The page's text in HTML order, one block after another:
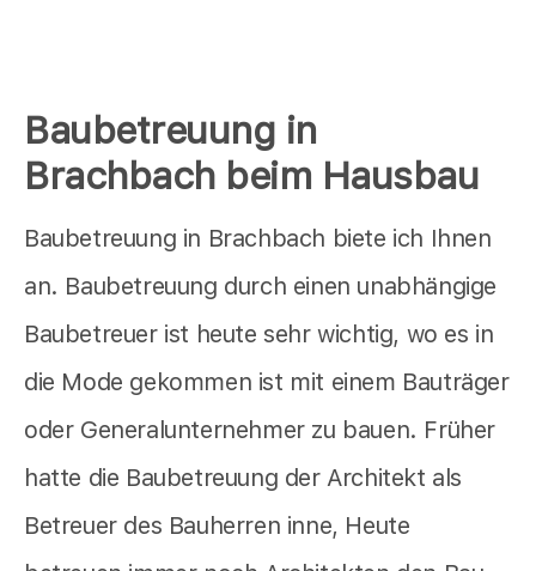
Baubetreuung in
Brachbach beim Hausbau
Baubetreuung in Brachbach biete ich Ihnen
an. Baubetreuung durch einen unabhängige
Baubetreuer ist heute sehr wichtig, wo es in
die Mode gekommen ist mit einem Bauträger
oder Generalunternehmer zu bauen. Früher
hatte die Baubetreuung der Architekt als
Betreuer des Bauherren inne, Heute